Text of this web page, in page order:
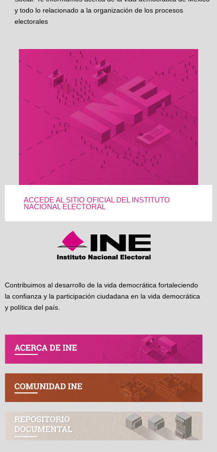
y todo lo relacionado a la organización de los procesos
electorales
ACCEDE AL SITIO OFICIAL DEL INSTITUTO
NACIONAL ELECTORAL
Contribuimos al desarrollo de la vida democrática fortaleciendo
la confianza y la participación ciudadana en la vida democrática
y política del país.